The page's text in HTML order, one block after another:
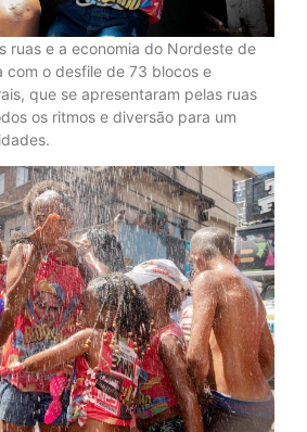
ruas e a economia do Nordeste de
com o desfile de 73 blocos e
que se apresentaram pelas ruas
os ritmos e diversão para um